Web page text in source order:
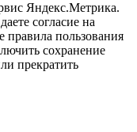
Яндекс.Метрика.
согласие на
правила пользования
сохранение
прекратить